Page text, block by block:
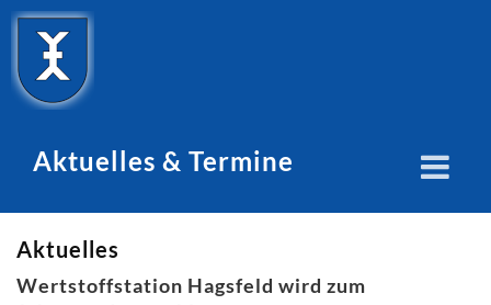
Aktuelles & Termine
Aktuelles
Wertstoffstation Hagsfeld wird zum